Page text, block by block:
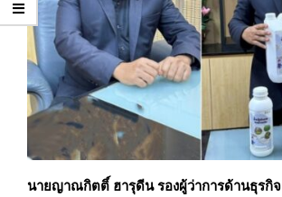
นายญาณกิตติ์ ฮารุดีน รองผู้ว่าการด้านธุรกิจ